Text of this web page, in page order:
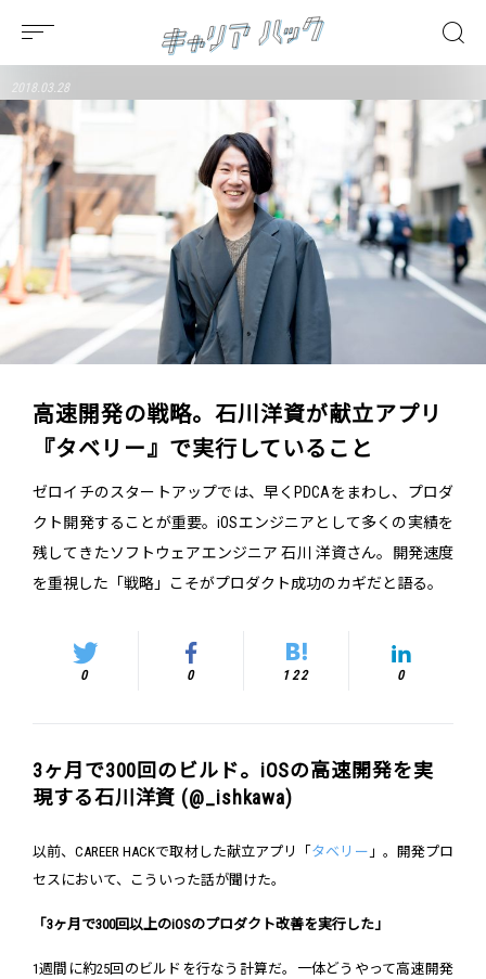
2018.03.28
高速開発の戦略。石川洋資が献立アプリ
『タベリー』で実行していること
ゼロイチのスタートアップでは、早くPDCAをまわし、プロダ
クト開発することが重要。iOSエンジニアとして多くの実績を
残してきたソフトウェアエンジニア 石川 洋資さん。開発速度
を重視した「戦略」こそがプロダクト成功のカギだと語る。
0 0 122 0
3ヶ月で300回のビルド。iOSの高速開発を実
現する石川洋資 (@_ishkawa)
以前、CAREER HACKで取材した献立アプリ「 タベリー 」。開発プロ
セスにおいて、こういった話が聞けた。
「3ヶ月で300回以上のiOSのプロダクト改善を実行した」
1週間に約25回のビルドを行なう計算だ。一体どうやって高速開発